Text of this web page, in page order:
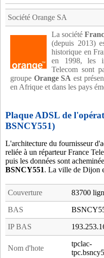
Société Orange SA
La société
(depuis 2013)
historique en
en 1998, les
Telecom sont
groupe Orange SA est
en Afrique et dans les pays
Plaque ADSL de
BSNCY551)
L'architecture du fournisseur
reliée à un réparteur France
puis les données sont
BSNCY551. La ville de Dijon
Couverture 83700
BAS
IP BAS
Nom d'hote
tpclac-